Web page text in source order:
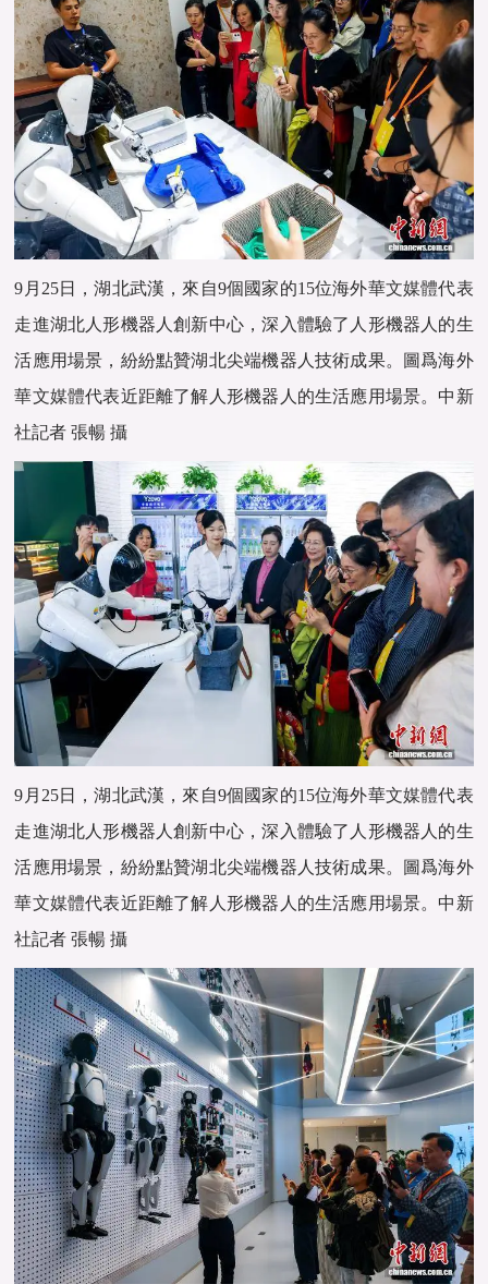
9月25日，湖北武漢，來自9個國家的15位海外華文媒體代表
走進湖北人形機器人創新中心，深入體驗了人形機器人的生
活應用場景，紛紛點贊湖北尖端機器人技術成果。圖爲海外
華文媒體代表近距離了解人形機器人的生活應用場景。中新
社記者 張暢 攝
9月25日，湖北武漢，來自9個國家的15位海外華文媒體代表
走進湖北人形機器人創新中心，深入體驗了人形機器人的生
活應用場景，紛紛點贊湖北尖端機器人技術成果。圖爲海外
華文媒體代表近距離了解人形機器人的生活應用場景。中新
社記者 張暢 攝